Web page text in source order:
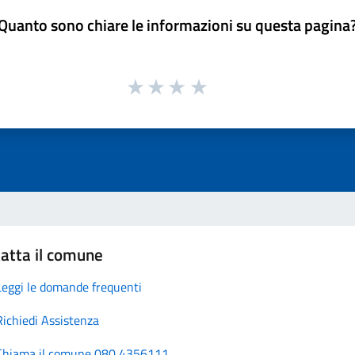
sono chiare le informazioni su questa
il comune
le domande frequenti
Assistenza